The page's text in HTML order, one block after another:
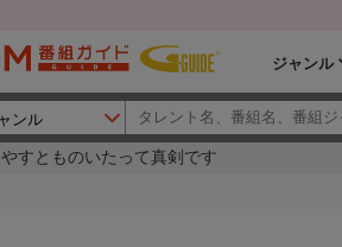
ジャンル
やすとものいたって真剣です